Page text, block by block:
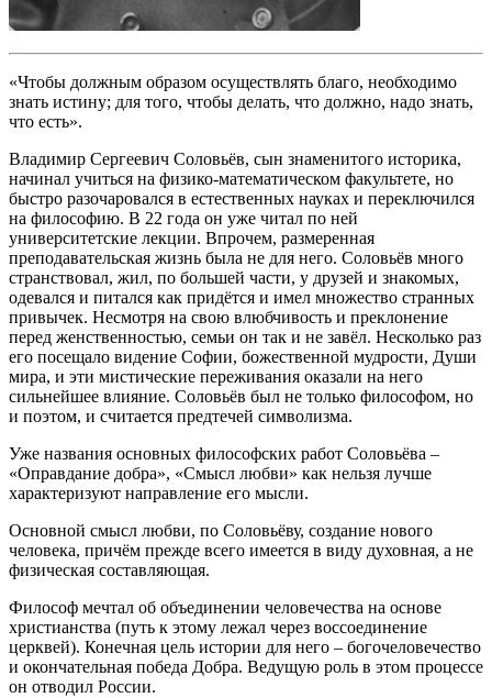
«Чтобы должным образом осуществлять благо, необходимо
знать истину; для того, чтобы делать, что должно, надо знать,
что есть».
Владимир Сергеевич Соловьёв, сын знаменитого историка,
начинал учиться на физико-математическом факультете, но
быстро разочаровался в естественных науках и переключился
на философию. В 22 года он уже читал по ней
университетские лекции. Впрочем, размеренная
преподавательская жизнь была не для него. Соловьёв много
странствовал, жил, по большей части, у друзей и знакомых,
одевался и питался как придётся и имел множество странных
привычек. Несмотря на свою влюбчивость и преклонение
перед женственностью, семьи он так и не завёл. Несколько раз
его посещало видение Софии, божественной мудрости, Души
мира, и эти мистические переживания оказали на него
сильнейшее влияние. Соловьёв был не только философом, но
и поэтом, и считается предтечей символизма.
Уже названия основных философских работ Соловьёва –
«Оправдание добра», «Смысл любви» как нельзя лучше
характеризуют направление его мысли.
Основной смысл любви, по Соловьёву, создание нового
человека, причём прежде всего имеется в виду духовная, а не
физическая составляющая.
Философ мечтал об объединении человечества на основе
христианства (путь к этому лежал через воссоединение
церквей). Конечная цель истории для него – богочеловечество
и окончательная победа Добра. Ведущую роль в этом процессе
он отводил России.